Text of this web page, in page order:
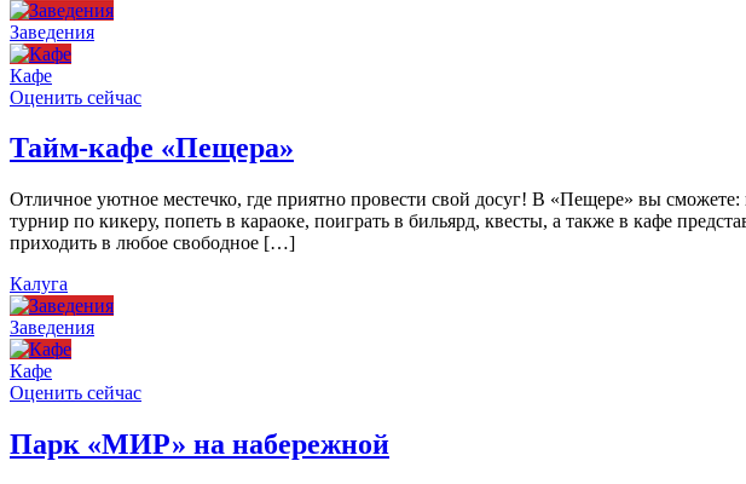
Заведения
Кафе
Оценить сейчас
Тайм-кафе «Пещера»
Отличное уютное местечко, где приятно провести свой досуг! В «Пещере» вы
турнир по кикеру, попеть в караоке, поиграть в бильярд, квесты, а также в кафе
приходить в любое свободное […]
Калуга
Заведения
Кафе
Оценить сейчас
Парк «МИР» на набережной